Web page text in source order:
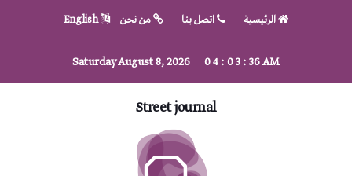
الرئيسية اتصل بنا من نحن English
Saturday August 8, 2026 04 : 03 : 36AM
Street journal